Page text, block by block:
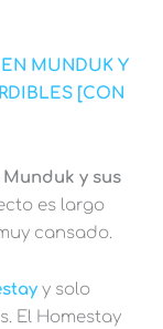
MUNDUK Y
[CON
y sus
es largo
cansado.
y solo
El Homestay